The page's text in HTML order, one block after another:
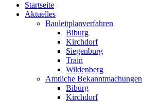
Startseite
Aktuelles
Bauleitplanverfahren
Biburg
Kirchdorf
Siegenburg
Train
Wildenberg
Amtliche Bekanntmachungen
Biburg
Kirchdorf